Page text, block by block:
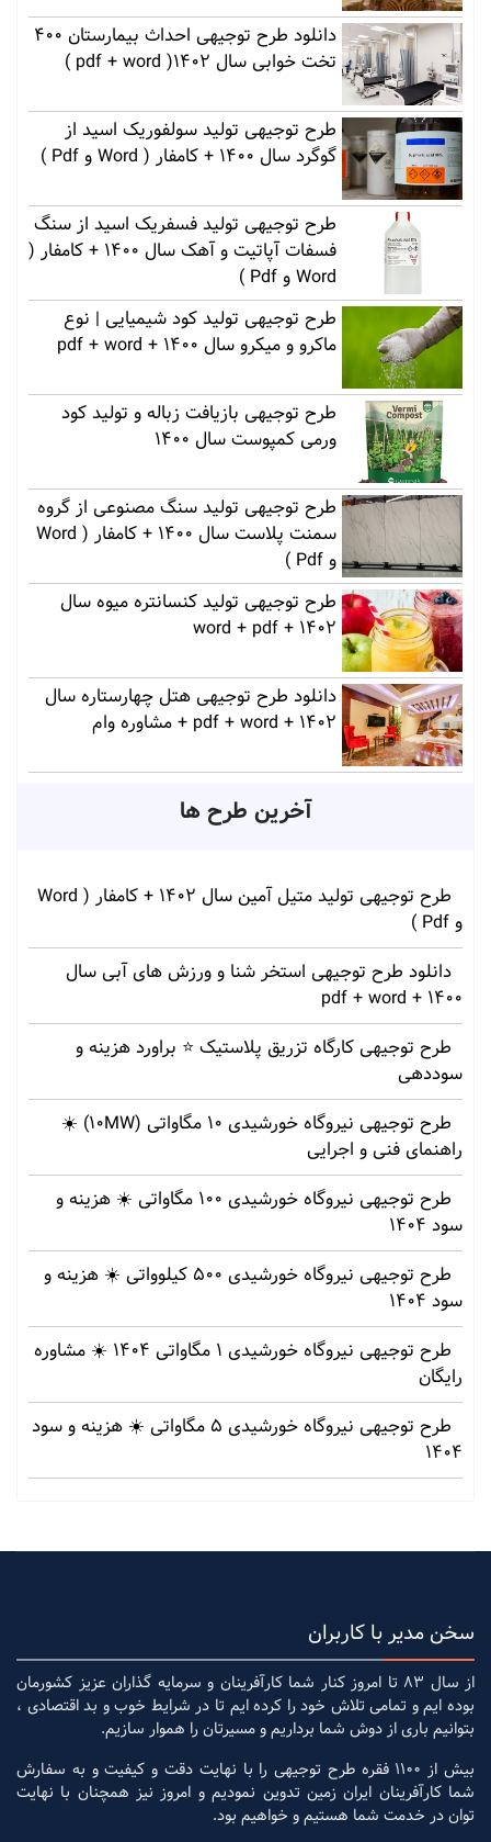
دانلود طرح توجیهی احداث بیمارستان 400
تخت خوابی سال 1402( pdf + word )
طرح توجیهی تولید سولفوریک اسید از
گوگرد سال 1400 + کامفار ( Word و Pdf )
طرح توجیهی تولید فسفریک اسید از سنگ
فسفات آپاتیت و آهک سال 1400 + کامفار (
Word و Pdf )
طرح توجیهی تولید کود شیمیایی | نوع
ماکرو و میکرو سال 1400 + pdf + word
طرح توجیهی بازیافت زباله و تولید کود
ورمی کمپوست سال 1400
طرح توجیهی تولید سنگ مصنوعی از گروه
سمنت پلاست سال 1400 + کامفار ( Word
و Pdf )
طرح توجیهی تولید کنسانتره میوه سال
1402 + word + pdf
دانلود طرح توجیهی هتل چهارستاره سال
1402 + pdf + word + مشاوره وام
آخرین طرح ها
طرح توجیهی تولید متیل آمین سال 1402 + کامفار ( Word
و Pdf )
دانلود طرح توجیهی استخر شنا و ورزش های آبی سال
1400 + pdf + word
طرح توجیهی کارگاه تزریق پلاستیک ⭐ براورد هزینه و
سوددهی
طرح توجیهی نیروگاه خورشیدی 10 مگاواتی (10MW) ☀️
راهنمای فنی و اجرایی
طرح توجیهی نیروگاه خورشیدی 100 مگاواتی ☀️ هزینه‌ و
سود 1404
طرح توجیهی نیروگاه خورشیدی 500 کیلوواتی ☀️ هزینه‌ و
سود 1404
طرح توجیهی نیروگاه خورشیدی 1 مگاواتی 1404 ☀️ مشاوره
رایگان
طرح توجیهی نیروگاه خورشیدی 5 مگاواتی ☀️ هزینه‌ و سود
1404
سخن مدیر با کاربران
از سال 83 تا امروز کنار شما کارآفرینان و سرمایه گذاران عزیز کشورمان
بوده ایم و تمامی تلاش خود را کرده ایم تا در شرایط خوب و بد اقتصادی ،
بتوانیم باری از دوش شما برداریم و مسیرتان را هموار سازیم.
بیش از 1100 فقره طرح توجیهی را با نهایت دقت و کیفیت و به سفارش
شما کارآفرینان ایران زمین تدوین نمودیم و امروز نیز همچنان با نهایت
توان در خدمت شما هستیم و خواهیم بود.